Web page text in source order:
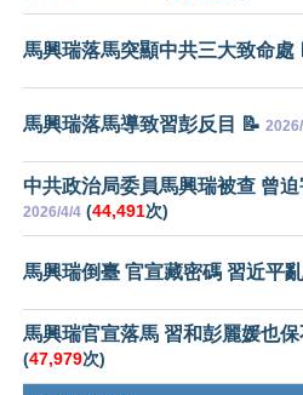
馬興瑞落馬突顯中共三大致命處
馬興瑞落馬導致習彭反目 📝
中共政治局委員馬興瑞被查 曾
2026/4/4 (44,491次)
馬興瑞倒臺 官宣藏密碼 習近平
馬興瑞官宣落馬 習和彭麗媛也
(47,979次)